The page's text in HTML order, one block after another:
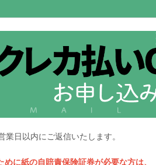
日以内にご返信いたします。
に紙の自賠責保険証券が必要な方は、